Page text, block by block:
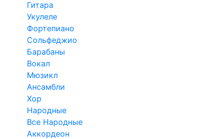
Гитара
Укулеле
Фортепиано
Сольфеджио
Барабаны
Вокал
Мюзикл
Ансамбли
Хор
Народные
Все Народные
Аккордеон